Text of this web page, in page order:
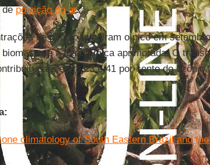
depoluição do ar.
de ozônio atingiram o pico em
biomassa e à fotoquímica aprimorada. O
para entre 23 e 41 por cento do ozônio
climatology of South Eastern Brazil and